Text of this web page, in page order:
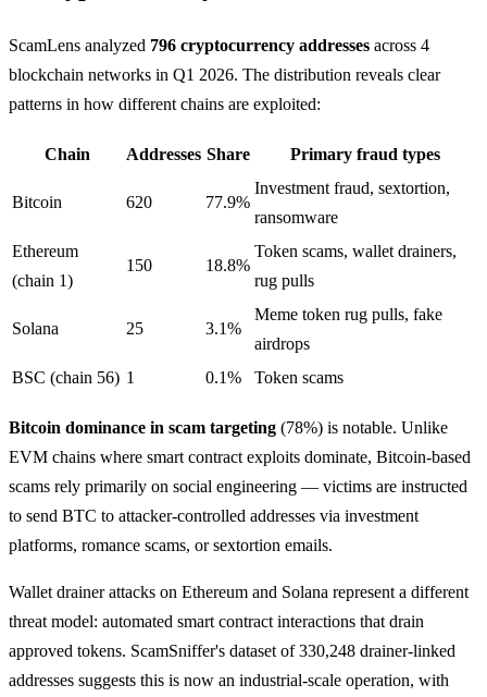
ScamLens analyzed 796 cryptocurrency addresses across 4
blockchain networks in Q1 2026. The distribution reveals clear
patterns in how different chains are exploited:
Chain Addresses Share Primary fraud types
Bitcoin 620 77.9%
Investment fraud, sextortion,
ransomware
Ethereum
(chain 1)
150 18.8%
Token scams, wallet drainers,
rug pulls
Solana 25 3.1%
Meme token rug pulls, fake
airdrops
BSC (chain 56) 1 0.1% Token scams
Bitcoin dominance in scam targeting (78%) is notable. Unlike
EVM chains where smart contract exploits dominate, Bitcoin-based
scams rely primarily on social engineering — victims are instructed
to send BTC to attacker-controlled addresses via investment
platforms, romance scams, or sextortion emails.
Wallet drainer attacks on Ethereum and Solana represent a different
threat model: automated smart contract interactions that drain
approved tokens. ScamSniffer's dataset of 330,248 drainer-linked
addresses suggests this is now an industrial-scale operation, with